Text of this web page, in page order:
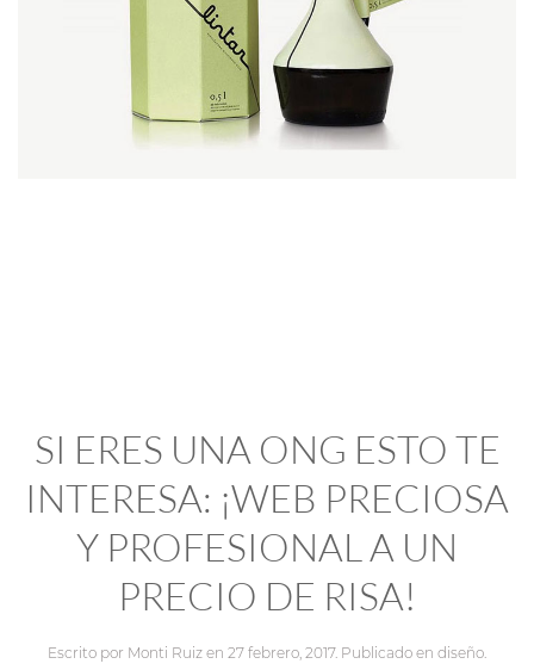
SI ERES UNA ONG ESTO TE
INTERESA: ¡WEB PRECIOSA
Y PROFESIONAL A UN
PRECIO DE RISA!
Escrito por Monti Ruiz en 27 febrero, 2017. Publicado en diseño.